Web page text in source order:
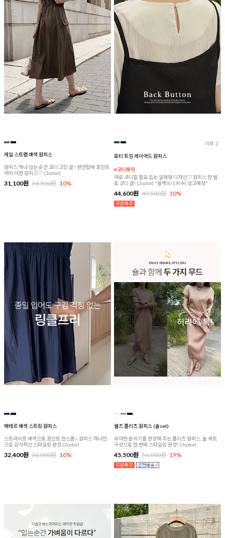
레일 스트랩 배색 원피스
원피스 하나 입는 순간 코디 고민 끝 ! 편안함에 포인트
까지 더한 원피스♡ (2color)
31,100원 34,500원 10%
리뷰:2
로티 트임 레이어드 원피스
#코디뚝딱
따로 코디할 필요 없는 일체형 디자인♡ 원피스 한 벌
로 코디 끝! (2color) *블랙 8/19(수) 입고예정*
44,600원 49,500원 10%
에테르 배색 스트링 원피스
스트라이프 배색으로 포인트 한스푼~ 원피스 하나만
으로 감각적인 스타일링 완성 (2color)
32,400원 36,000원 10%
쉘즈 플리츠 원피스 (숄set)
우아한 분위기를 완성해 주는 플리츠 원피스, 숄 세트
구성으로 한 번에 스타일링 완성! (3color)
45,500원 56,000원 19%